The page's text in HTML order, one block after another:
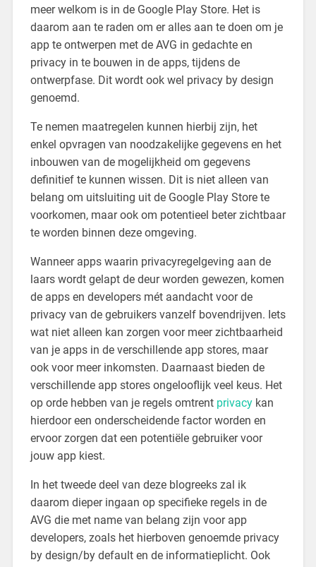
meer welkom is in de Google Play Store. Het is
daarom aan te raden om er alles aan te doen om je
app te ontwerpen met de AVG in gedachte en
privacy in te bouwen in de apps, tijdens de
ontwerpfase. Dit wordt ook wel privacy by design
genoemd.
Te nemen maatregelen kunnen hierbij zijn, het
enkel opvragen van noodzakelijke gegevens en het
inbouwen van de mogelijkheid om gegevens
definitief te kunnen wissen. Dit is niet alleen van
belang om uitsluiting uit de Google Play Store te
voorkomen, maar ook om potentieel beter zichtbaar
te worden binnen deze omgeving.
Wanneer apps waarin privacyregelgeving aan de
laars wordt gelapt de deur worden gewezen, komen
de apps en developers mét aandacht voor de
privacy van de gebruikers vanzelf bovendrijven. Iets
wat niet alleen kan zorgen voor meer zichtbaarheid
van je apps in de verschillende app stores, maar
ook voor meer inkomsten. Daarnaast bieden de
verschillende app stores ongelooflijk veel keus. Het
op orde hebben van je regels omtrent privacykan
hierdoor een onderscheidende factor worden en
ervoor zorgen dat een potentiële gebruiker voor
jouw app kiest.
In het tweede deel van deze blogreeks zal ik
daarom dieper ingaan op specifieke regels in de
AVG die met name van belang zijn voor app
developers, zoals het hierboven genoemde privacy
by design/by default en de informatieplicht. Ook